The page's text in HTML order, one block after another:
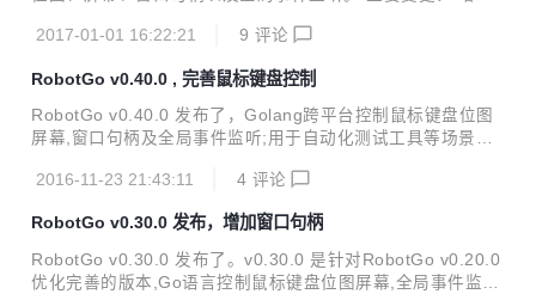
ture_Screen 增加BCaptureScreen 增加Version 增加Go Re
更新文档 更新代码符合golint标准 添加弃用API警告 修复BU
G: 修复AddEvent鼠标值为null与键盘冲突问题 项目地址: Git
hub: https://github.com/go-vgo/robotgo Osc...
2017-01-01 16:22:21 9 评论
RobotGo v0.40.0 , 完善鼠标键盘控制
RobotGo v0.40.0 发布了，Golang跨平台控制鼠标键盘位图
屏幕,窗口句柄及全局事件监听;用于自动化测试工具等场景。
符串数组[]string和string同时使用 更新KeyToggle,支持更多
持左中右按键 更新Screen,添加Capture_Screen 更新平滑移
动鼠标MoveMouseSmooth,添加速度参数 更新文档 更新测试
修复BUG: 修复Windows C99问题 修复keyboard参数问题 安
2016-11-23 21:43:11 4 评论
RobotGo v0.30.0 发布，增加窗口句柄
RobotGo v0.30.0 发布了。v0.30.0 是针对RobotGo v0.20.0
优化完善的版本,Go语言控制鼠标键盘位图屏幕,全局事件监听